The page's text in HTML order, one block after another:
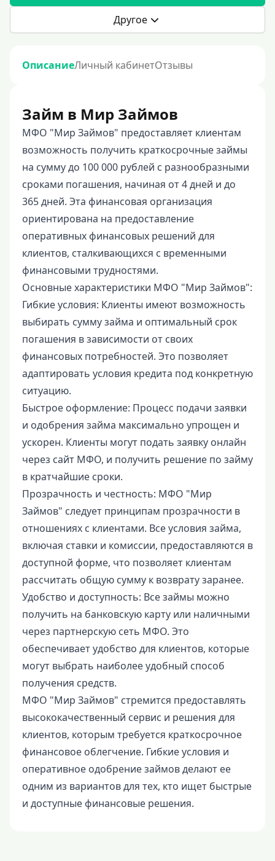
Другое
ОписаниеЛичный кабинетОтзывы
Займ в Мир Займов
МФО "Мир Займов" предоставляет клиентам
возможность получить краткосрочные займы
на сумму до 100 000 рублей с разнообразными
сроками погашения, начиная от 4 дней и до
365 дней. Эта финансовая организация
ориентирована на предоставление
оперативных финансовых решений для
клиентов, сталкивающихся с временными
финансовыми трудностями.
Основные характеристики МФО "Мир Займов":
Гибкие условия: Клиенты имеют возможность
выбирать сумму займа и оптимальный срок
погашения в зависимости от своих
финансовых потребностей. Это позволяет
адаптировать условия кредита под конкретную
ситуацию.
Быстрое оформление: Процесс подачи заявки
и одобрения займа максимально упрощен и
ускорен. Клиенты могут подать заявку онлайн
через сайт МФО, и получить решение по займу
в кратчайшие сроки.
Прозрачность и честность: МФО "Мир
Займов" следует принципам прозрачности в
отношениях с клиентами. Все условия займа,
включая ставки и комиссии, предоставляются в
доступной форме, что позволяет клиентам
рассчитать общую сумму к возврату заранее.
Удобство и доступность: Все займы можно
получить на банковскую карту или наличными
через партнерскую сеть МФО. Это
обеспечивает удобство для клиентов, которые
могут выбрать наиболее удобный способ
получения средств.
МФО "Мир Займов" стремится предоставлять
высококачественный сервис и решения для
клиентов, которым требуется краткосрочное
финансовое облегчение. Гибкие условия и
оперативное одобрение займов делают ее
одним из вариантов для тех, кто ищет быстрые
и доступные финансовые решения.